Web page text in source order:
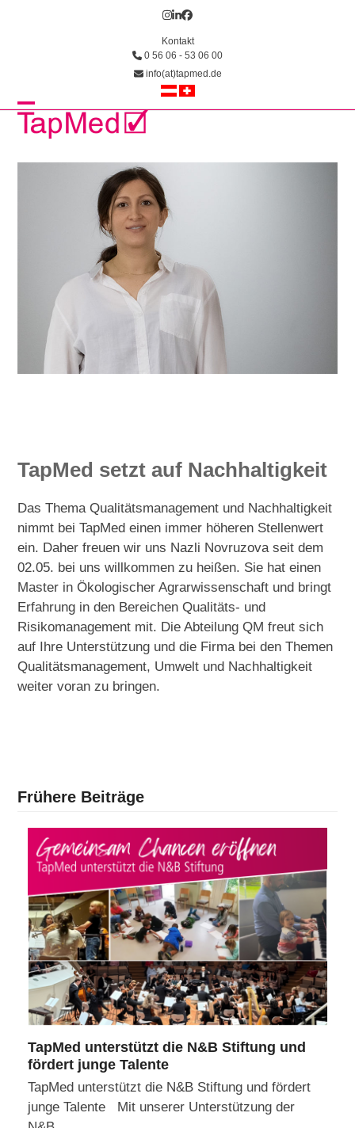
Instagram
LinkedIn
Facebook
Kontakt
0 56 06 - 53 06 00
info(at)tapmed.de
Open
Close
TapMed setzt auf Nachhaltigkeit
Das Thema Qualitätsmanagement und Nachhaltigkeit
nimmt bei TapMed einen immer höheren Stellenwert
ein. Daher freuen wir uns Nazli Novruzova seit dem
02.05. bei uns willkommen zu heißen. Sie hat einen
Master in Ökologischer Agrarwissenschaft und bringt
Erfahrung in den Bereichen Qualitäts- und
Risikomanagement mit. Die Abteilung QM freut sich
auf Ihre Unterstützung und die Firma bei den Themen
Qualitätsmanagement, Umwelt und Nachhaltigkeit
weiter voran zu bringen.
Frühere Beiträge
TapMed unterstützt die N&B Stiftung und
fördert junge Talente
TapMed unterstützt die N&B Stiftung und fördert
junge Talente Mit unserer Unterstützung der